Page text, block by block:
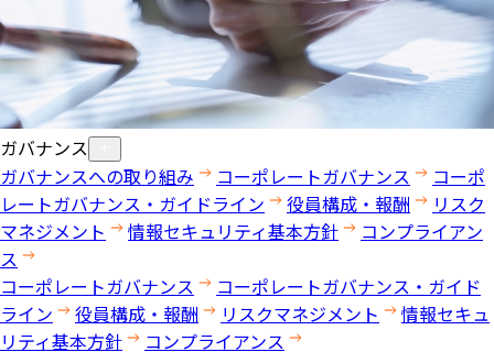
ガバナンス
ガバナンスへの取り組み
コーポレートガバナンス
コーポ
レートガバナンス・ガイドライン
役員構成・報酬
リスク
マネジメント
情報セキュリティ基本方針
コンプライアン
ス
コーポレートガバナンス
コーポレートガバナンス・ガイド
ライン
役員構成・報酬 リスクマネジメント
情報セキュ
リティ基本方針
コンプライアンス